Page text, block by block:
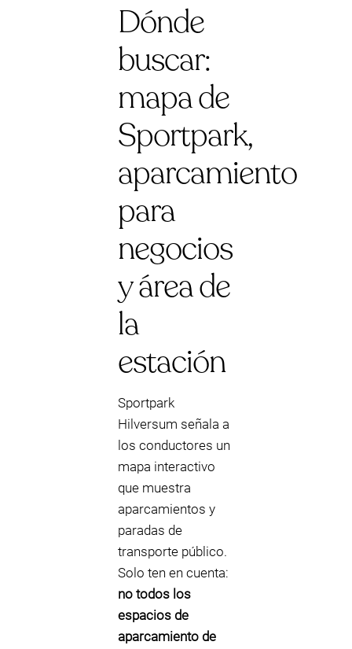
Dónde
buscar:
mapa de
Sportpark,
aparcamiento
para
negocios
y área de
la
estación
Sportpark
Hilversum señala a
los conductores un
mapa interactivo
que muestra
aparcamientos y
paradas de
transporte público.
Solo ten en cuenta:
no todos los
espacios de
aparcamiento de